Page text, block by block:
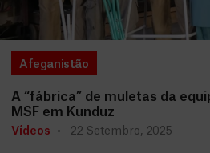
Afeganistão
A “fábrica” de muletas da
MSF em Kunduz
Vídeos 22 Setembro, 2025